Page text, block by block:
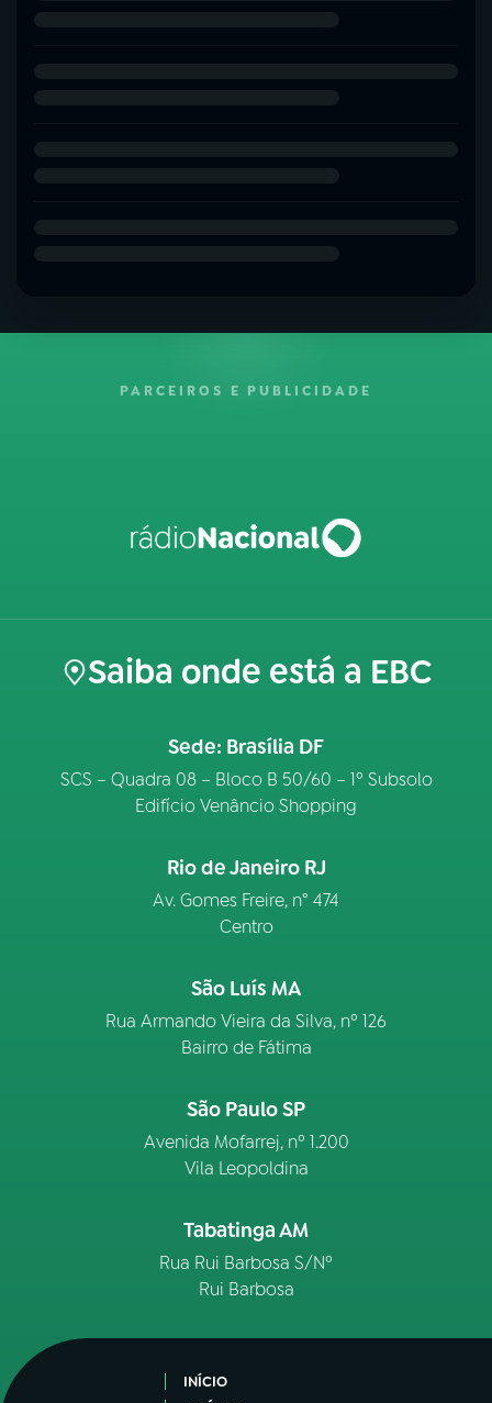
PARCEIROS E PUBLICIDADE
Saiba onde está a EBC
Sede: Brasília DF
SCS – Quadra 08 – Bloco B 50/60 – 1º Subsolo
Edifício Venâncio Shopping
Rio de Janeiro RJ
Av. Gomes Freire, n° 474
Centro
São Luís MA
Rua Armando Vieira da Silva, nº 126
Bairro de Fátima
São Paulo SP
Avenida Mofarrej, nº 1.200
Vila Leopoldina
Tabatinga AM
Rua Rui Barbosa S/Nº
Rui Barbosa
INÍCIO